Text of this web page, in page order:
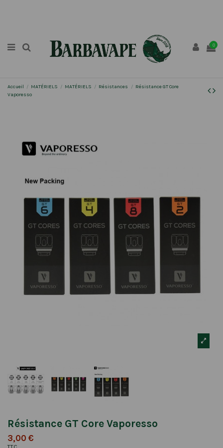
0
Accueil MATÉRIELS MATÉRIELS Résistances
Résistance GT Core
Vaporesso
Résistance GT Core Vaporesso
3,00 €